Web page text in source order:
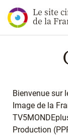
Le site
de la
Bienvenue sur
Image de la
Production